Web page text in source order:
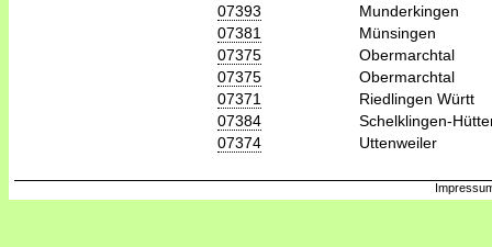
07393
Munderkingen
07381
Münsingen
07375
Obermarchtal
07375
Obermarchtal
07371
Riedlingen Württ
07384
Schelklingen-
07374
Uttenweiler